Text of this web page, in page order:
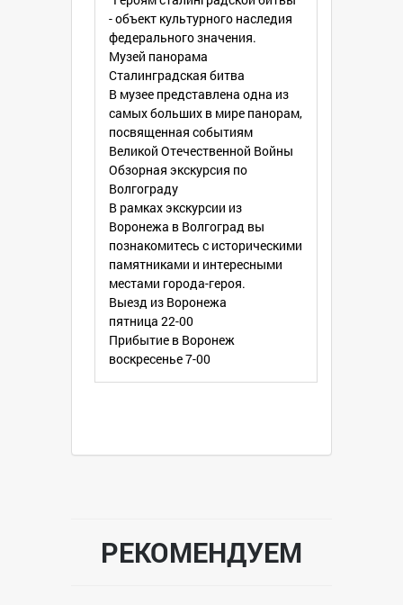
- объект культурного наследия
федерального значения.
Музей панорама
Сталинградская битва
В музее представлена одна из
самых больших в мире панорам,
посвященная событиям
Великой Отечественной Войны
Обзорная экскурсия по
Волгограду
В рамках экскурсии из
Воронежа в Волгоград вы
познакомитесь с историческими
памятниками и интересными
местами города-героя.
Выезд из Воронежа
пятница 22-00
Прибытие в Воронеж
воскресенье 7-00
РЕКОМЕНДУЕМ